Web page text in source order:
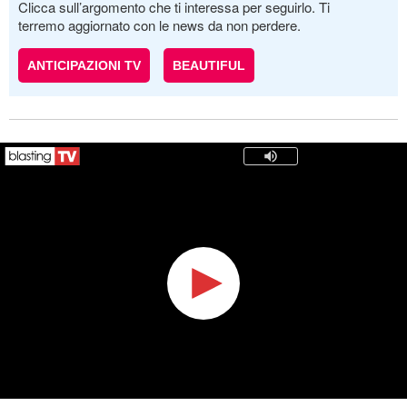
Clicca sull’argomento che ti interessa per seguirlo. Ti
terremo aggiornato con le news da non perdere.
ANTICIPAZIONI TV BEAUTIFUL